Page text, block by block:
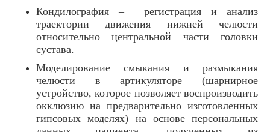
Кондилография – регистрация и анализ
траектории движения нижней челюсти
относительно центральной части головки
сустава.
Моделирование смыкания и размыкания
челюсти в артикуляторе (шарнирное
устройство, которое позволяет воспроизводить
окклюзию на предварительно изготовленных
гипсовых моделях) на основе персональных